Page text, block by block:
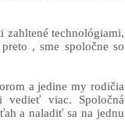
zahltené technológiami,
, sme spoločne so
a jedine my rodičia
viac. Spoločná
a naladiť sa na jednu